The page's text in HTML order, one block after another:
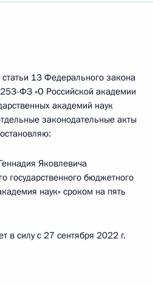
статьи 13 Федерального закона
ФЗ «О Российской академии
академий наук
законодательные акты
Яковлевича
государственного бюджетного
наук» сроком на пять
в силу с 27 сентября 2022 г.